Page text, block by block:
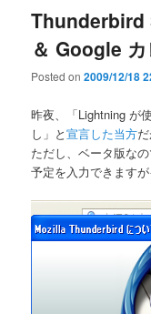
Thunderbird
＆ Google
Posted on2009/12/18
昨夜、「Lightning が
し」と宣言した当方
ただし、ベータ版な
予定を入力できます